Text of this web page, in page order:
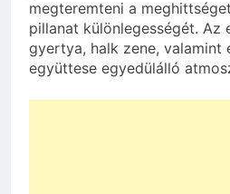
megteremteni a
pillanat különlegességét. Az
gyertya, halk zene, valamint
együttese egyedülálló